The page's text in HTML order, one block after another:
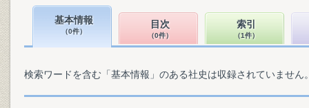
基本情報
（0件）
目次
（0件）
索引
（1件）
検索ワードを含む「基本情報」のある社史は収録されていません